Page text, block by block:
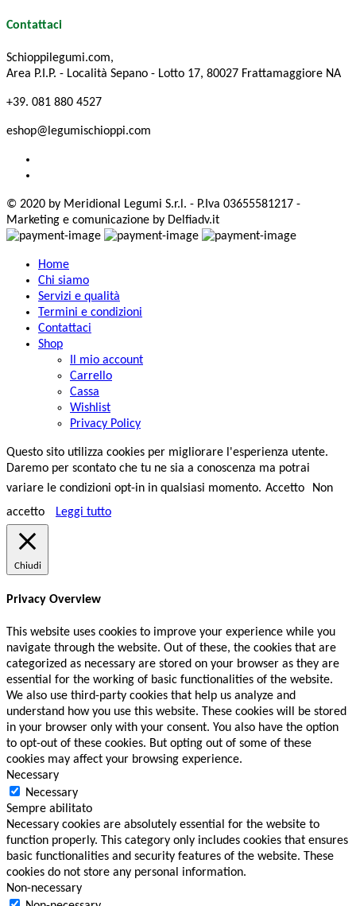
Contattaci
Schioppilegumi.com,
Area P.I.P. - Località Sepano - Lotto 17, 80027 Frattamaggiore NA
+39. 081 880 4527
eshop@legumischioppi.com
© 2020 by Meridional Legumi S.r.l. - P.Iva 03655581217 -
Marketing e comunicazione by Delfiadv.it
Home
Chi siamo
Servizi e qualità
Termini e condizioni
Contattaci
Shop
Il mio account
Carrello
Cassa
Wishlist
Privacy Policy
Questo sito utilizza cookies per migliorare l'esperienza utente.
Daremo per scontato che tu ne sia a conoscenza ma potrai
variare le condizioni opt-in in qualsiasi momento. Accetto
Non
accetto
Leggi tutto
Chiudi
Privacy Overview
This website uses cookies to improve your experience while you
navigate through the website. Out of these, the cookies that are
categorized as necessary are stored on your browser as they are
essential for the working of basic functionalities of the website.
We also use third-party cookies that help us analyze and
understand how you use this website. These cookies will be stored
in your browser only with your consent. You also have the option
to opt-out of these cookies. But opting out of some of these
cookies may affect your browsing experience.
Necessary
Necessary
Sempre abilitato
Necessary cookies are absolutely essential for the website to
function properly. This category only includes cookies that ensures
basic functionalities and security features of the website. These
cookies do not store any personal information.
Non-necessary